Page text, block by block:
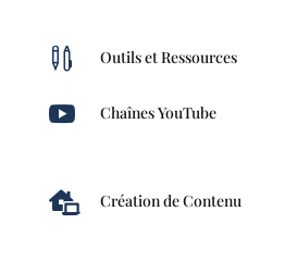
 Outils et Ressources
 Chaînes YouTube
 Création de Contenu